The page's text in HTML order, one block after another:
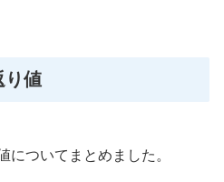
り値
についてまとめました。